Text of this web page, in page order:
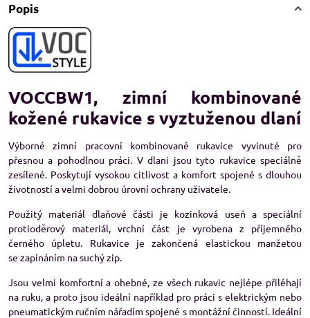
Popis
VOCCBW1, zimní kombinované
kožené rukavice s vyztuženou dlaní
Výborné zimní pracovní kombinované rukavice vyvinuté pro
přesnou a pohodlnou práci. V dlani jsou tyto rukavice speciálně
zesílené. Poskytují vysokou citlivost a komfort spojené s dlouhou
životností a velmi dobrou úrovní ochrany uživatele.
Použitý materiál dlaňové části je kozinková useň a speciální
protioděrový materiál, vrchní část je vyrobena z příjemného
černého úpletu. Rukavice je zakončená elastickou manžetou
se zapínáním na suchý zip.
Jsou velmi komfortní a ohebné, ze všech rukavic nejlépe přiléhají
na ruku, a proto jsou ideální například pro práci s elektrickým nebo
pneumatickým ručním nářadím spojené s montážní činností. Ideální